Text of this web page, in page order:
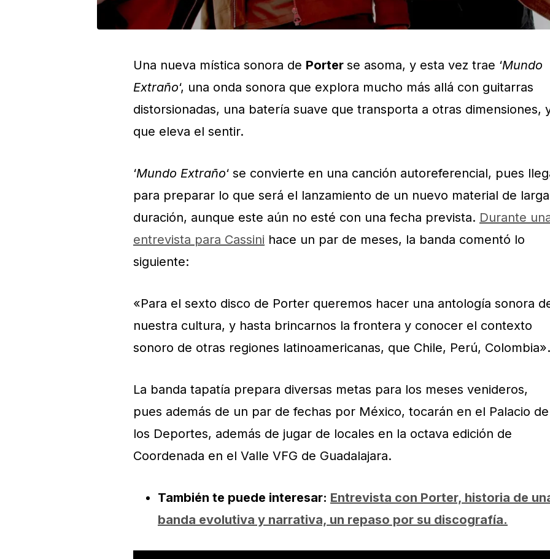
Una nueva mística sonora de Porter se asoma, y esta vez trae ‘Mundo
Extraño‘, una onda sonora que explora mucho más allá con guitarras
distorsionadas, una batería suave que transporta a otras dimensiones,
que eleva el sentir.
‘Mundo Extraño‘ se convierte en una canción autoreferencial, pues
para preparar lo que será el lanzamiento de un nuevo material de larga
duración, aunque este aún no esté con una fecha prevista. Durante
entrevista para Cassini hace un par de meses, la banda comentó lo
siguiente:
«Para el sexto disco de Porter queremos hacer una antología sonora
nuestra cultura, y hasta brincarnos la frontera y conocer el contexto
sonoro de otras regiones latinoamericanas, que Chile, Perú, Colombia».
La banda tapatía prepara diversas metas para los meses venideros,
pues además de un par de fechas por México, tocarán en el Palacio de
los Deportes, además de jugar de locales en la octava edición de
Coordenada en el Valle VFG de Guadalajara.
También te puede interesar: Entrevista con Porter, historia de
banda evolutiva y narrativa, un repaso por su discografía.